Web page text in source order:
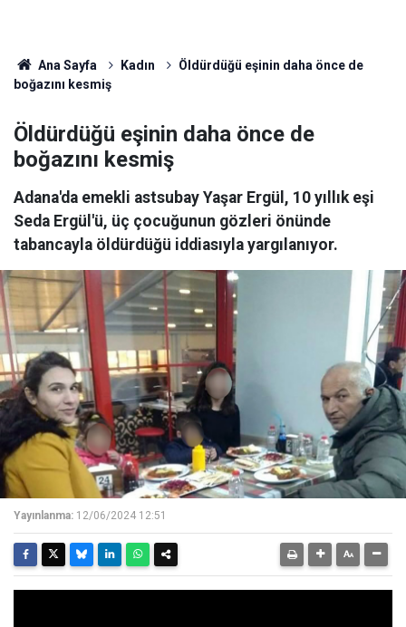
Ana Sayfa Kadın
Öldürdüğü eşinin daha önce de
boğazını kesmiş
Öldürdüğü eşinin daha önce de
boğazını kesmiş
Adana'da emekli astsubay Yaşar Ergül, 10 yıllık eşi
Seda Ergül'ü, üç çocuğunun gözleri önünde
tabancayla öldürdüğü iddiasıyla yargılanıyor.
Yayınlanma: 12/06/2024 12:51